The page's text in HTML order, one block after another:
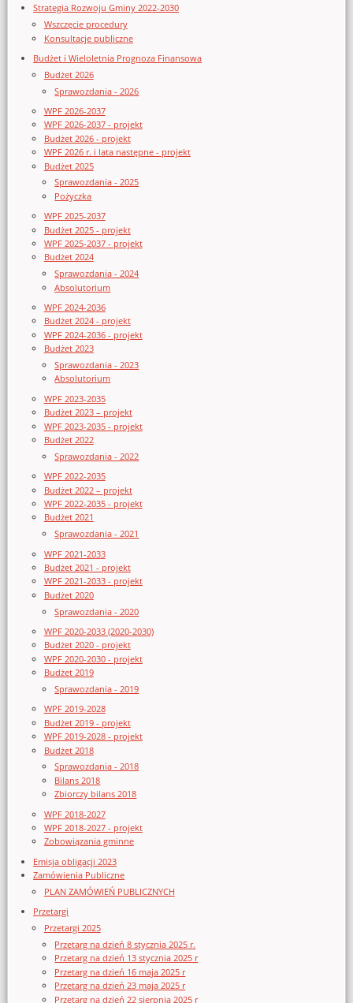
Strategia Rozwoju Gminy 2022-2030
Wszczęcie procedury
Konsultacje publiczne
Budżet i Wieloletnia Prognoza Finansowa
Budżet 2026
Sprawozdania - 2026
WPF 2026-2037
WPF 2026-2037 - projekt
Budżet 2026 - projekt
WPF 2026 r. i lata następne - projekt
Budżet 2025
Sprawozdania - 2025
Pożyczka
WPF 2025-2037
Budżet 2025 - projekt
WPF 2025-2037 - projekt
Budżet 2024
Sprawozdania - 2024
Absolutorium
WPF 2024-2036
Budżet 2024 - projekt
WPF 2024-2036 - projekt
Budżet 2023
Sprawozdania - 2023
Absolutorium
WPF 2023-2035
Budżet 2023 – projekt
WPF 2023-2035 - projekt
Budżet 2022
Sprawozdania - 2022
WPF 2022-2035
Budżet 2022 – projekt
WPF 2022-2035 - projekt
Budżet 2021
Sprawozdania - 2021
WPF 2021-2033
Budżet 2021 - projekt
WPF 2021-2033 - projekt
Budżet 2020
Sprawozdania - 2020
WPF 2020-2033 (2020-2030)
Budżet 2020 - projekt
WPF 2020-2030 - projekt
Budżet 2019
Sprawozdania - 2019
WPF 2019-2028
Budżet 2019 - projekt
WPF 2019-2028 - projekt
Budżet 2018
Sprawozdania - 2018
Bilans 2018
Zbiorczy bilans 2018
WPF 2018-2027
WPF 2018-2027 - projekt
Zobowiązania gminne
Emisja obligacji 2023
Zamówienia Publiczne
PLAN ZAMÓWIEŃ PUBLICZNYCH
Przetargi
Przetargi 2025
Przetarg na dzień 8 stycznia 2025 r.
Przetarg na dzień 13 stycznia 2025 r
Przetarg na dzień 16 maja 2025 r
Przetarg na dzień 23 maja 2025 r
Przetarg na dzień 22 sierpnia 2025 r